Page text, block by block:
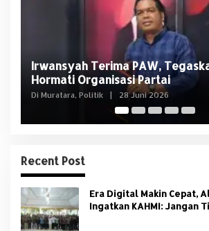
Usai OTT KPK, NasDem Sumsel
Edison Bukan Kader Partai
Di Politik | 8 Juni 2026
Recent Post
Era Digital Makin Cepat,
Ingatkan KAHMI: Jangan